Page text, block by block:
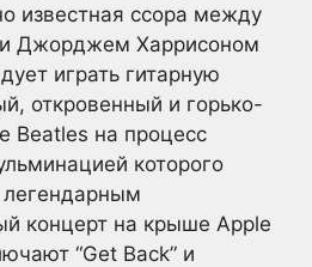
известная ссора между
Джорджем Харрисоном
играть гитарную
откровенный и горько-
Beatles на процесс
которого
концерт на крыше Apple
“Get Back” и